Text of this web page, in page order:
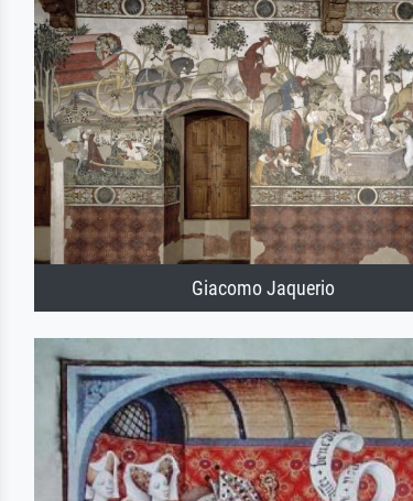
Giacomo Jaquerio